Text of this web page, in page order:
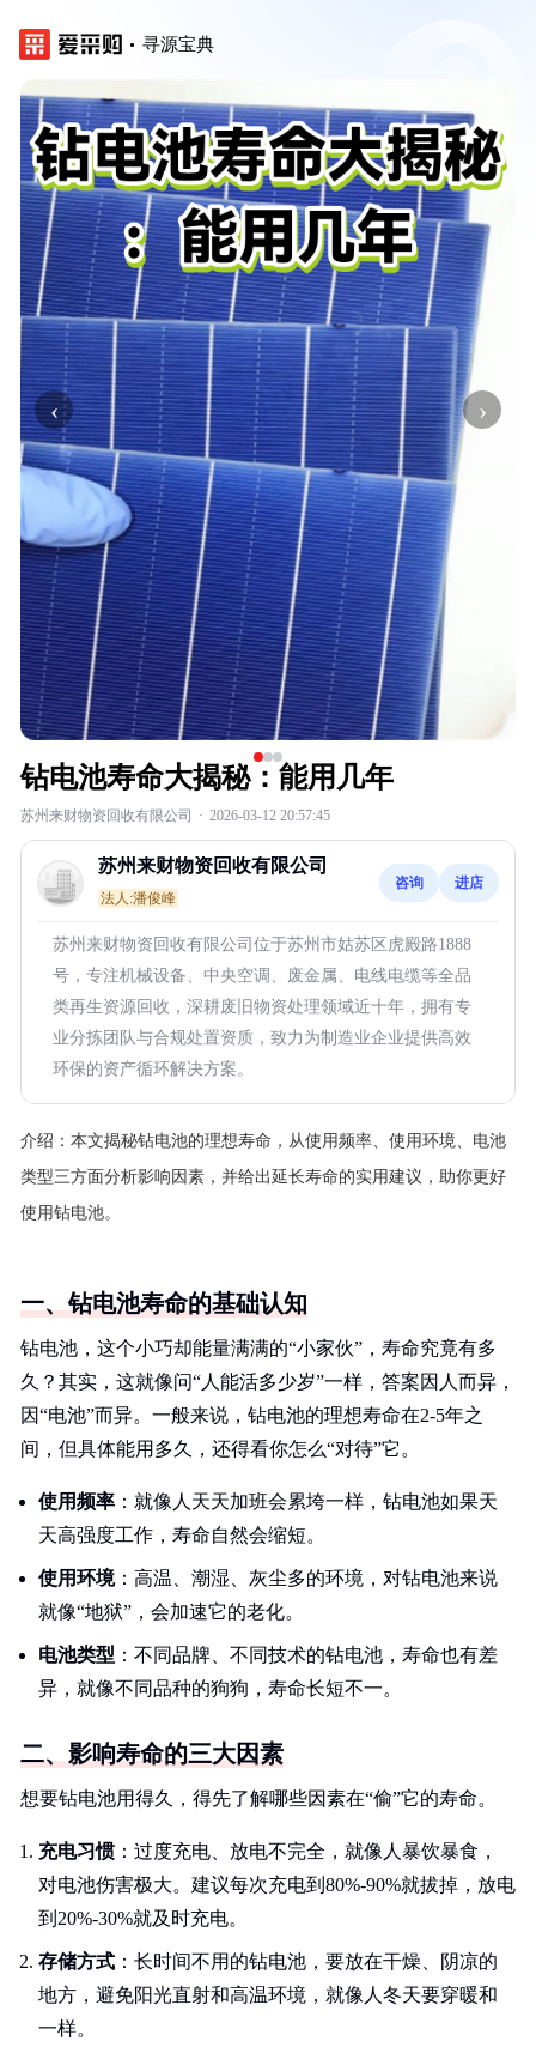
寻源宝典
‹ ›
钻电池寿命大揭秘：能用几年
苏州来财物资回收有限公司 · 2026-03-12 20:57:45
苏州来财物资回收有限公司
法人:潘俊峰
咨询 进店
苏州来财物资回收有限公司位于苏州市姑苏区虎殿路1888
号，专注机械设备、中央空调、废金属、电线电缆等全品
类再生资源回收，深耕废旧物资处理领域近十年，拥有专
业分拣团队与合规处置资质，致力为制造业企业提供高效
环保的资产循环解决方案。
介绍： 本文揭秘钻电池的理想寿命，从使用频率、使用环境、电池
类型三方面分析影响因素，并给出延长寿命的实用建议，助你更好
使用钻电池。
一、钻电池寿命的基础认知
钻电池，这个小巧却能量满满的“小家伙”，寿命究竟有多
久？其实，这就像问“人能活多少岁”一样，答案因人而异，
因“电池”而异。一般来说，钻电池的理想寿命在2-5年之
间，但具体能用多久，还得看你怎么“对待”它。
使用频率 ：就像人天天加班会累垮一样，钻电池如果天
天高强度工作，寿命自然会缩短。
使用环境：高温、潮湿、灰尘多的环境，对钻电池来说
就像“地狱”，会加速它的老化。
电池类型 ：不同品牌、不同技术的钻电池，寿命也有差
异，就像不同品种的狗狗，寿命长短不一。
二、影响寿命的三大因素
想要钻电池用得久，得先了解哪些因素在“偷”它的寿命。
充电习惯：过度充电、放电不完全，就像人暴饮暴食，
对电池伤害极大。建议每次充电到80%-90%就拔掉，放电
到20%-30%就及时充电。
存储方式 ：长时间不用的钻电池，要放在干燥、阴凉的
地方，避免阳光直射和高温环境，就像人冬天要穿暖和
一样。